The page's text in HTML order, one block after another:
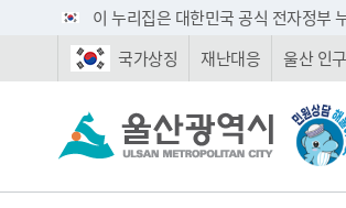
주요 메뉴로 건너뛰기
본문으로가기이 누리집은 대한민국 공식 전자정부
국가상징
재난대응 울산 인